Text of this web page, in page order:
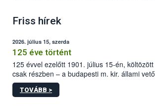
Friss hírek
2026. július 15, szerda
125 éve történt
125 évvel ezelőtt 1901. július 15-én,
csak részben – a budapesti m. kir. állami
állomás a Kis Rókus utca 15. szám alatti,
tervezett új épületébe.
TOVÁBB >